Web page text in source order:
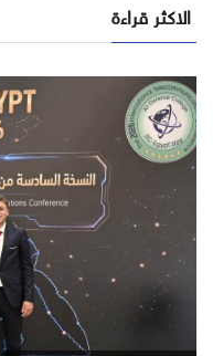
الاكثر قراءة